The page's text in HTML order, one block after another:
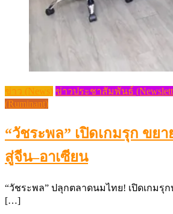
ข่าว (News) ข่าวประชาสัมพันธ์
(Ruminant)
“วัชระพล” เปิดเกมรุก ขย
สู่จีน–อาเซียน
“วัชระพล” ปลุกตลาดนมไทย! เปิดเกมรุ
[…]